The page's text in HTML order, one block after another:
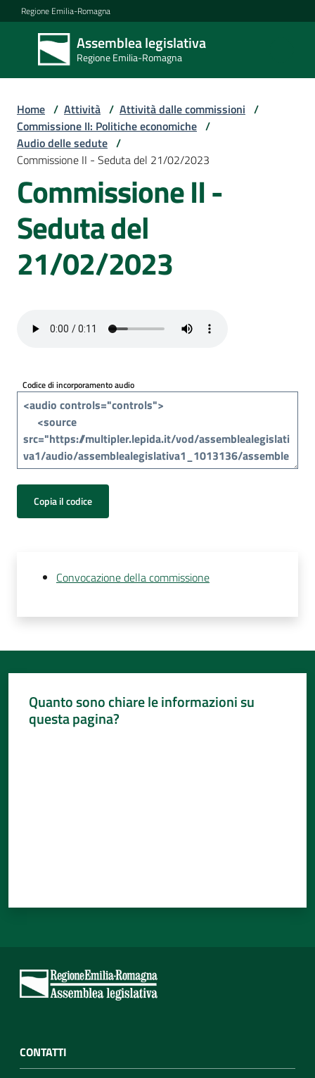
Vai al contenuto
Vai alla navigazione
Vai al footer
Regione Emilia-Romagna
Assemblea legislativa
Regione Emilia-Romagna
Assemblea
legislativa
Regione Emilia-
Assemblea
Attività
Argomenti
Per
cittadini
Home / Attività / Attività dalle commissioni /
Commissione II: Politiche economiche /
Audio delle sedute /
Commissione II - Seduta del 21/02/2023
Commissione II -
Seduta del
21/02/2023
Codice di incorporamento audio
Copia il codice
Convocazione della commissione
Quanto sono chiare le informazioni su
questa pagina?
CONTATTI